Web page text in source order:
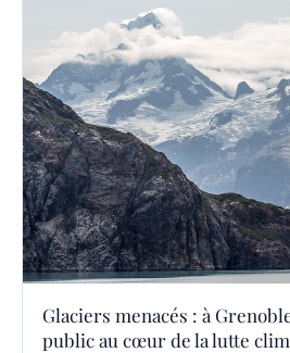
Glaciers menacés : à
public au cœur de la lutte